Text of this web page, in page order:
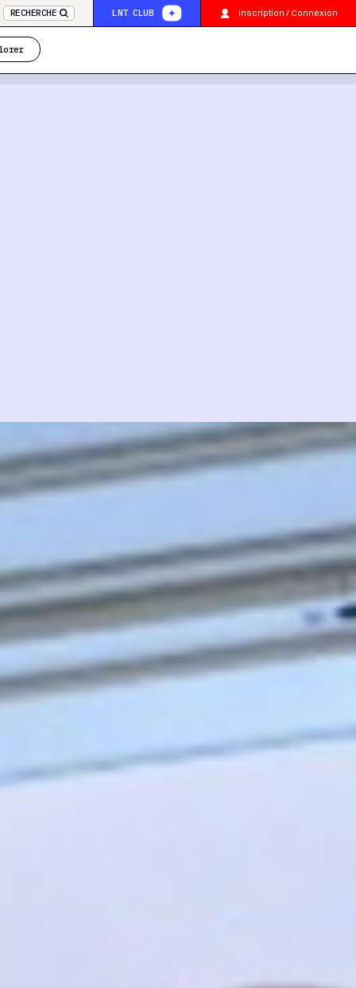
RECHERCHE LNT CLUB inscription / Connexion